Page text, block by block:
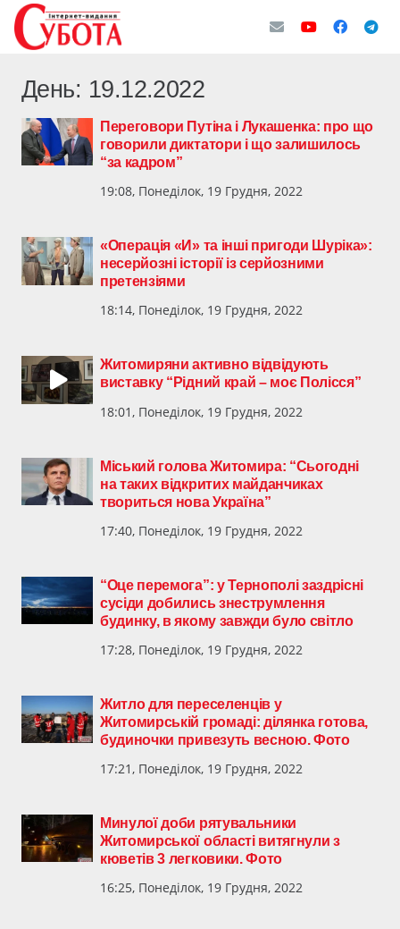
День: 19.12.2022
Переговори Путіна і Лукашенка: про що
говорили диктатори і що залишилось
“за кадром”
19:08, Понеділок, 19 Грудня, 2022
«Операція «И» та інші пригоди Шуріка»:
несерйозні історії із серйозними
претензіями
18:14, Понеділок, 19 Грудня, 2022
Житомиряни активно відвідують
виставку “Рідний край – моє Полісся”
18:01, Понеділок, 19 Грудня, 2022
Міський голова Житомира: “Сьогодні
на таких відкритих майданчиках
твориться нова Україна”
17:40, Понеділок, 19 Грудня, 2022
“Оце перемога”: у Тернополі заздрісні
сусіди добились знеструмлення
будинку, в якому завжди було світло
17:28, Понеділок, 19 Грудня, 2022
Житло для переселенців у
Житомирській громаді: ділянка готова,
будиночки привезуть весною. Фото
17:21, Понеділок, 19 Грудня, 2022
Минулої доби рятувальники
Житомирської області витягнули з
кюветів 3 легковики. Фото
16:25, Понеділок, 19 Грудня, 2022